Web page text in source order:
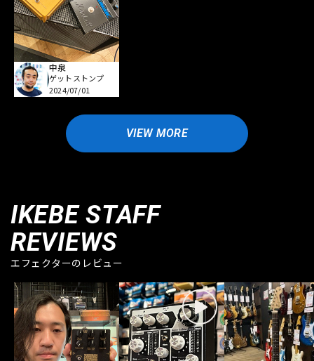
中泉
ゲットストンプ
2024/07/01
VIEW MORE
IKEBE STAFF
REVIEWS
エフェクターのレビュー